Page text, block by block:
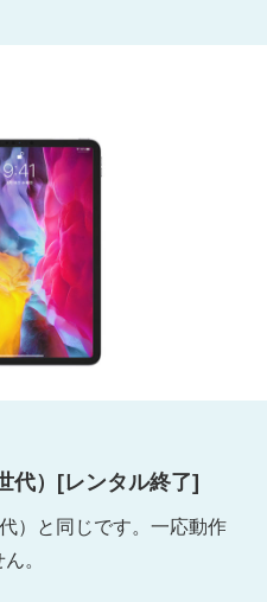
代）[レンタル終了]
）と同じです。一応動作
。